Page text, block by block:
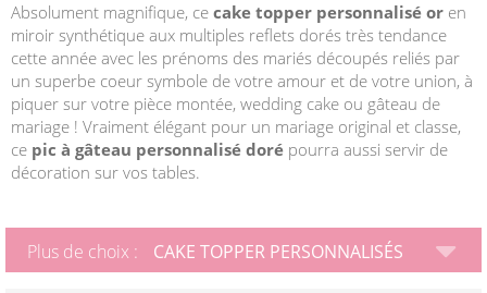
Absolument magnifique, ce cake topper personnalisé or en
miroir synthétique aux multiples reflets dorés très tendance
cette année avec les prénoms des mariés découpés reliés par
un superbe coeur symbole de votre amour et de votre union, à
piquer sur votre pièce montée, wedding cake ou gâteau de
mariage ! Vraiment élégant pour un mariage original et classe,
ce pic à gâteau personnalisé doré pourra aussi servir de
décoration sur vos tables.
Plus de choix : CAKE TOPPER PERSONNALISÉS